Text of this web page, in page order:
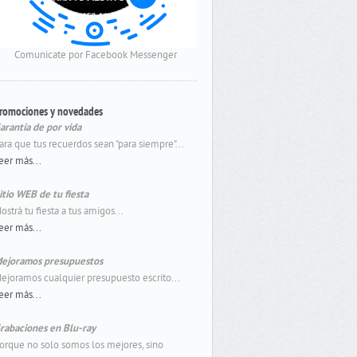
Comunicate por Facebook Messenger
y novedades
de por vida
que tus recuerdos sean "para siempre"...
más...
WEB de tu fiesta
tu fiesta a tus amigos...
más...
presupuestos
cualquier presupuesto escrito...
más...
en Blu-ray
no solo somos los mejores, sino